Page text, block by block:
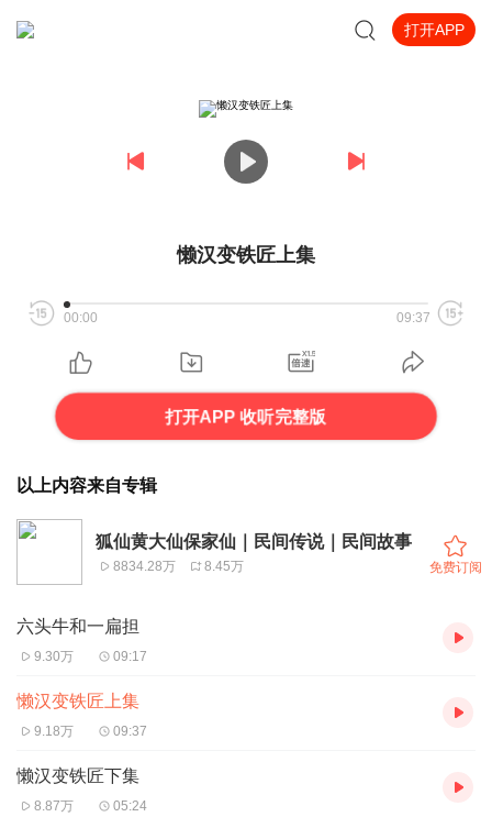
打开APP
懒汉变铁匠上集
00:00 09:37
打开APP 收听完整版
以上内容来自专辑
狐仙黄大仙保家仙｜民间传说｜民间故事
8834.28万 8.45万 免费订阅
六头牛和一扁担
9.30万 09:17
懒汉变铁匠上集
9.18万 09:37
懒汉变铁匠下集
8.87万 05:24